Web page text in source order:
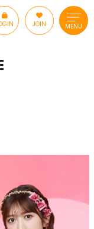
JOIN MENU